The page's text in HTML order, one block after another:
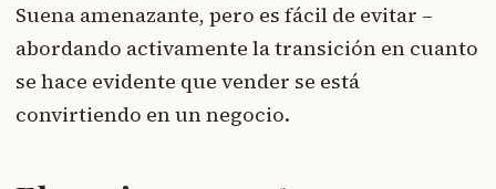
Suena amenazante, pero es fácil de evitar –
abordando activamente la transición en cuanto
se hace evidente que vender se está
convirtiendo en un negocio.